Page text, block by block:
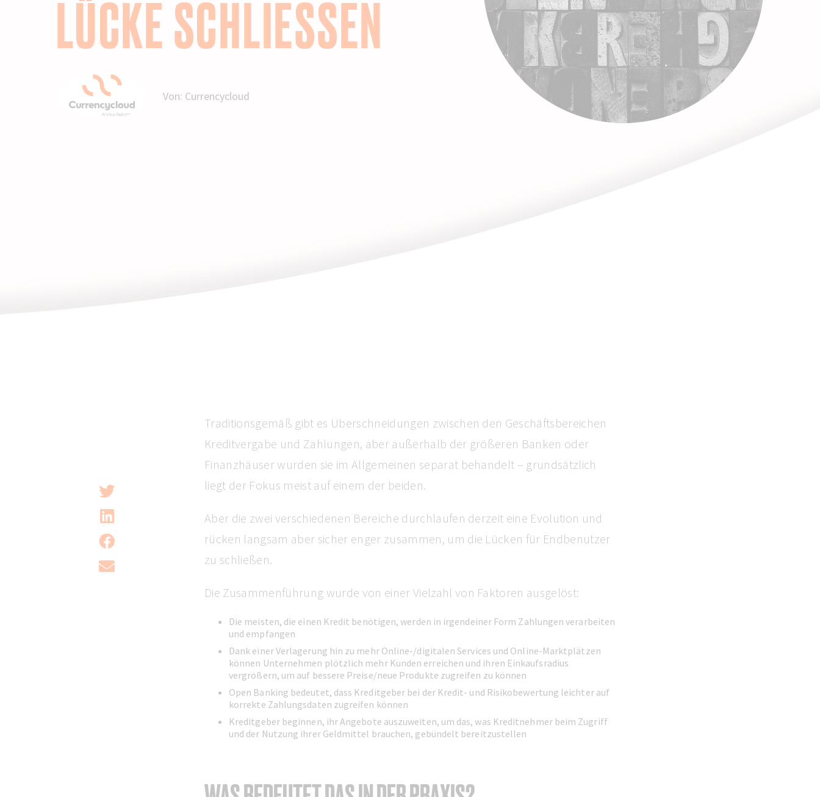
LÜCKE SCHLIESSEN
Von: Currencycloud
Traditionsgemäß gibt es Überschneidungen zwischen den Geschäftsbereichen
Kreditvergabe und Zahlungen, aber außerhalb der größeren Banken oder
Finanzhäuser wurden sie im Allgemeinen separat behandelt – grundsätzlich
liegt der Fokus meist auf einem der beiden.
Aber die zwei verschiedenen Bereiche durchlaufen derzeit eine Evolution und
rücken langsam aber sicher enger zusammen, um die Lücken für Endbenutzer
zu schließen.
Die Zusammenführung wurde von einer Vielzahl von Faktoren ausgelöst:
Die meisten, die einen Kredit benötigen, werden in irgendeiner Form Zahlungen verarbeiten
und empfangen
Dank einer Verlagerung hin zu mehr Online-/digitalen Services und Online-Marktplätzen
können Unternehmen plötzlich mehr Kunden erreichen und ihren Einkaufsradius
vergrößern, um auf bessere Preise/neue Produkte zugreifen zu können
Open Banking bedeutet, dass Kreditgeber bei der Kredit- und Risikobewertung leichter auf
korrekte Zahlungsdaten zugreifen können
Kreditgeber beginnen, ihr Angebote auszuweiten, um das, was Kreditnehmer beim Zugriff
und der Nutzung ihrer Geldmittel brauchen, gebündelt bereitzustellen